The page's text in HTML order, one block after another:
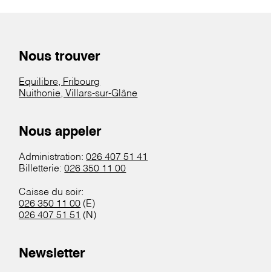
Nous trouver
Equilibre, Fribourg
Nuithonie, Villars-sur-Glâne
Nous appeler
Administration:026 407 51 41
Billetterie:026 350 11 00
Caisse du soir:
026 350 11 00 (E)
026 407 51 51 (N)
Newsletter